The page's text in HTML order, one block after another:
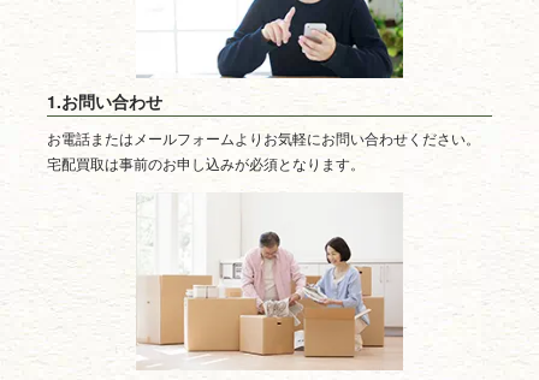
1.お問い合わせ
お電話またはメールフォームよりお気軽にお問い合わせください。
宅配買取は事前のお申し込みが必須となります。